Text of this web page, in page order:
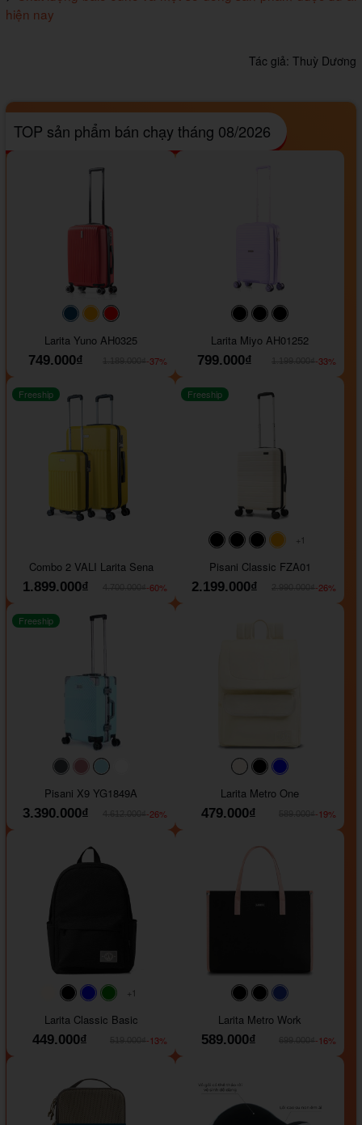
hiện nay
Tác giả: Thuỳ Dương
TOP sản phẩm bán chạy tháng 08/2026
#093f69#ffa500
Larita Yuno AH0325
749.000₫
-37%
#000000#000000
Larita Miyo AH01252
799.000₫
-33%
Freeship
Combo 2 VALI Larita Sena
1.899.000₫
-60%
#000000#000000
#000000
#ffa500
+1
Freeship
Pisani Classic FZA01
2.199.000₫
-26%
#40454a#b76e79
#9ad8e7
Freeship
Pisani X9 YG1849A
3.390.000₫
-26%
#faf0e6#000000
Larita Metro One
479.000₫
-19%
#faf0e6
#000000#0000FF#008000
+1
Larita Classic Basic
449.000₫
-13%
#000000#000000
Larita Metro Work
589.000₫
-16%